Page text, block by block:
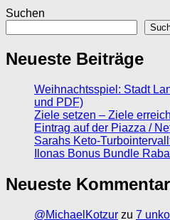
Suchen
Neueste Beiträge
Weihnachtsspiel: Stadt
und PDF)
Ziele setzen – Ziele
Eintrag auf der Piazza /
Sarahs Keto-
Ilonas Bonus Bundle
Neueste
@MichaelKotzur zu 7